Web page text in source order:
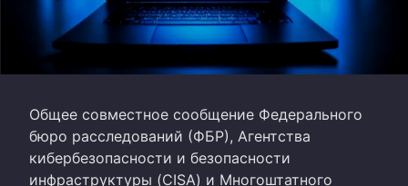
Общее совместное сообщение Федерального
бюро расследований (ФБР), Агентства
кибербезопасности и безопасности
инфраструктуры (CISA) и Многоштатного